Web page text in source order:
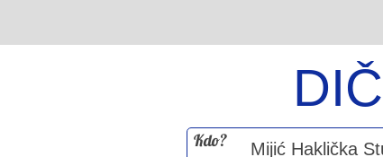
DIČ
Kdo?